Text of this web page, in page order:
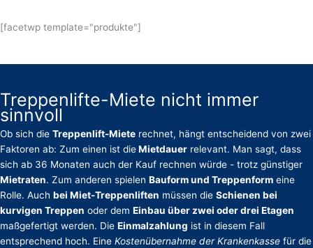
[facetwp template="produkte"]
Treppenlifte-Miete nicht immer
sinnvoll
Ob sich die Treppenlift-Miete rechnet, hängt entscheidend von zwei
Faktoren ab: Zum einen ist dieMietdauer relevant. Man sagt, dass
sich ab 36 Monaten auch der Kauf rechnen würde - trotz günstiger
Mietraten. Zum anderen spielen Bauform und Treppenform eine
Rolle. Auch bei Miet-Treppenliften müssen die Schienen bei
kurvigen Treppen oder dem Einbau über zwei oder drei Etagen
maßgefertigt werden. Die Einmalzahlung ist in diesem Fall
entsprechend hoch. Eine Kostenübernahme der Krankenkasse für die